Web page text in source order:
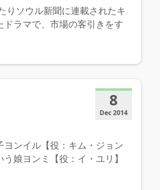
りソウル新聞に連載されたキ
ドラマで、市場の客引きをす
8
Dec 2014
ンイル【役：キム・ジョン
娘ヨンミ【役：イ・ユリ】